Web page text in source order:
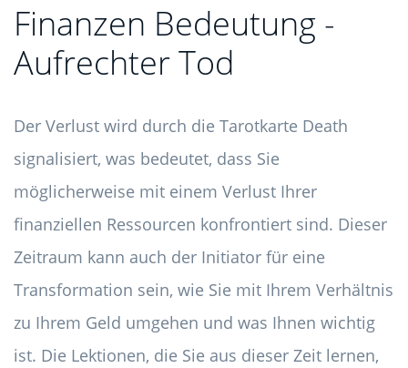
Finanzen Bedeutung -
Aufrechter Tod
Der Verlust wird durch die Tarotkarte Death
signalisiert, was bedeutet, dass Sie
möglicherweise mit einem Verlust Ihrer
finanziellen Ressourcen konfrontiert sind. Dieser
Zeitraum kann auch der Initiator für eine
Transformation sein, wie Sie mit Ihrem Verhältnis
zu Ihrem Geld umgehen und was Ihnen wichtig
ist. Die Lektionen, die Sie aus dieser Zeit lernen,